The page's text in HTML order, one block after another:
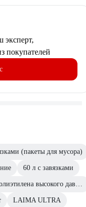
эксперт,
покупателей
(пакеты для мусора)
60 л с завязками
Мешки и пакеты для мусора из ПВД (полиэтилена высокого давления) LAIMA
LAIMA ULTRA